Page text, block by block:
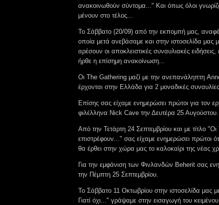
ανακοινωθούν σύντομα..." Και όπως όλοι
μένουν στο τέλος...
Το Σάββατο (20/09) από την εκπομπή μας,
οποία μετά ανεβάσαμε και στην ιστοσελίδα μας
αρέσουν οι αποκλειστικές συναυλιακές
ήρθε η επίσημη ανακοίνωση...
Οι The Gathering μαζί με την ανεπανάληπτη
έρχονται στην Ελλάδα για 2 μοναδικές
Επίσης σας είχαμε ενημερώσει πρώτοι για τον
φιλέλληνα Nick Cave την Δευτέρα 25 Αυγούστου.
Από την Τετάρτη 24 Σεπτεμβρίου και με τίτλο
επιστρέφουν..." σας είχαμε ενημερώσει πρώτοι
θα έρθει στην χώρα μας το καλοκαίρι της νέας
Για την εμφάνιση των Φινλανδών Beherit σας
την Πέμπτη 25 Σεπτεμβρίου.
Το Σάββατο 11 Οκτωβρίου στην ιστοσελίδα μας
Γιατί όχι..." γράψαμε στην εισαγωγή του